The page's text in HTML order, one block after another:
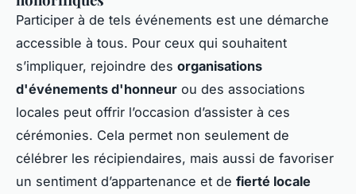
Participer à de tels événements est une démarche
accessible à tous. Pour ceux qui souhaitent
s’impliquer, rejoindre des organisations
d'événements d'honneur ou des associations
locales peut offrir l’occasion d’assister à ces
cérémonies. Cela permet non seulement de
célébrer les récipiendaires, mais aussi de favoriser
un sentiment d’appartenance et de fierté locale